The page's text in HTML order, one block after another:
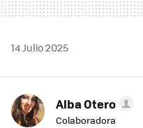
14 Julio 2025
Alba Otero
Colaboradora